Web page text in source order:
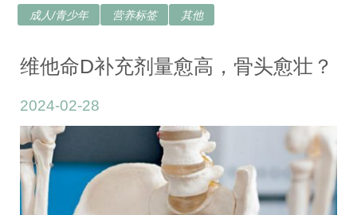
月
2024
2
月
成人/青少年 营养标签 其他
维他命D补充剂量愈高，骨头愈壮？
2024-02-28